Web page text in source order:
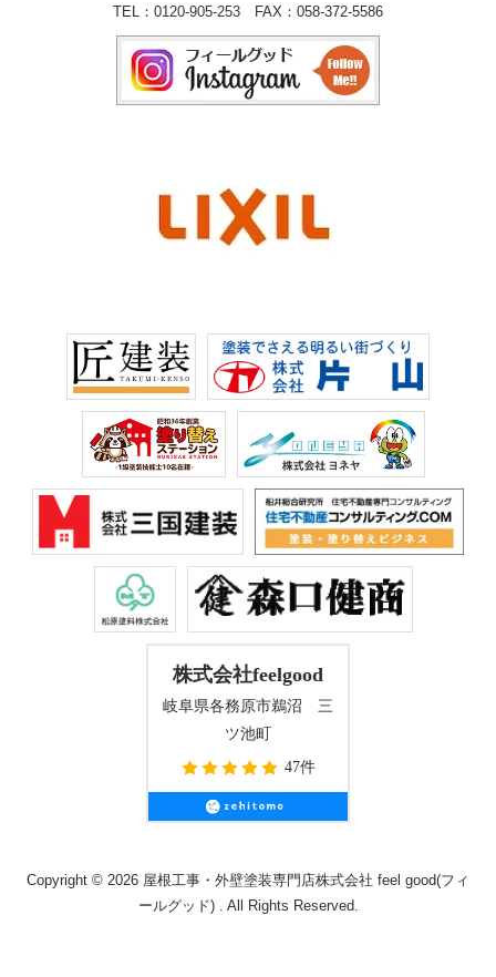
TEL： 0120-905-253 FAX：058-372-5586
株式会社feelgood
岐阜県各務原市鵜沼 三
ツ池町
47件
Copyright © 2026 屋根工事・外壁塗装専門店株式会社 feel good(フィ
ールグッド) . All Rights Reserved.